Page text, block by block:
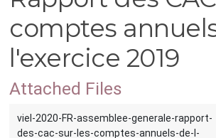
comptes
l'exercice 2019
Attached Files
viel-2020-FR-assemblee-generale-rapport-
des-cac-sur-les-comptes-annuels-de-l-